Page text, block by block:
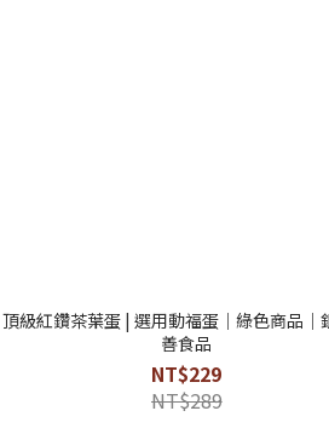
頂級紅鑽茶葉蛋 | 選用動福蛋｜綠色商品｜
善食品
NT$229
NT$289